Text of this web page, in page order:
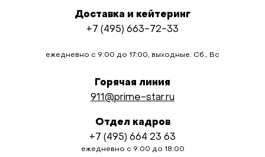
Доставка и кейтеринг
+7 (495) 663-72-33
ежедневно с 9:00 до 17:00, выходные: Сб., Вс
Горячая линия
911@prime-star.ru
Отдел кадров
+7 (495) 664 23 63
ежедневно с 9:00 до 18:00